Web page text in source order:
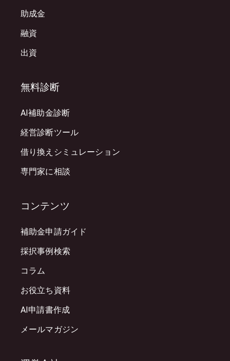
助成金
融資
出資
無料診断
AI補助金診断
経営診断ツール
借り換えシミュレーション
専門家に相談
コンテンツ
補助金申請ガイド
採択事例検索
コラム
お役立ち資料
AI申請書作成
メールマガジン